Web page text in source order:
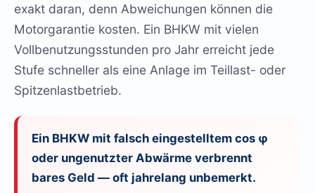
exakt daran, denn Abweichungen können die
Motorgarantie kosten. Ein BHKW mit vielen
Vollbenutzungsstunden pro Jahr erreicht jede
Stufe schneller als eine Anlage im Teillast- oder
Spitzenlastbetrieb.
Ein BHKW mit falsch eingestelltem cos φ
oder ungenutzter Abwärme verbrennt
bares Geld — oft jahrelang unbemerkt.